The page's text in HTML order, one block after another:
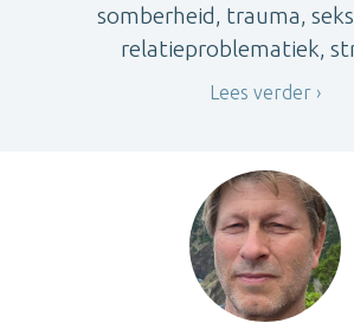
somberheid, trauma,
relatieproblematiek,
Lees verder